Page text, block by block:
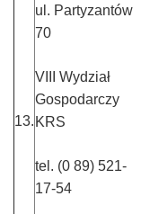
13.
ul. Partyzantów
70
VIII Wydział
Gospodarczy
KRS
tel. (0 89) 521-
17-54